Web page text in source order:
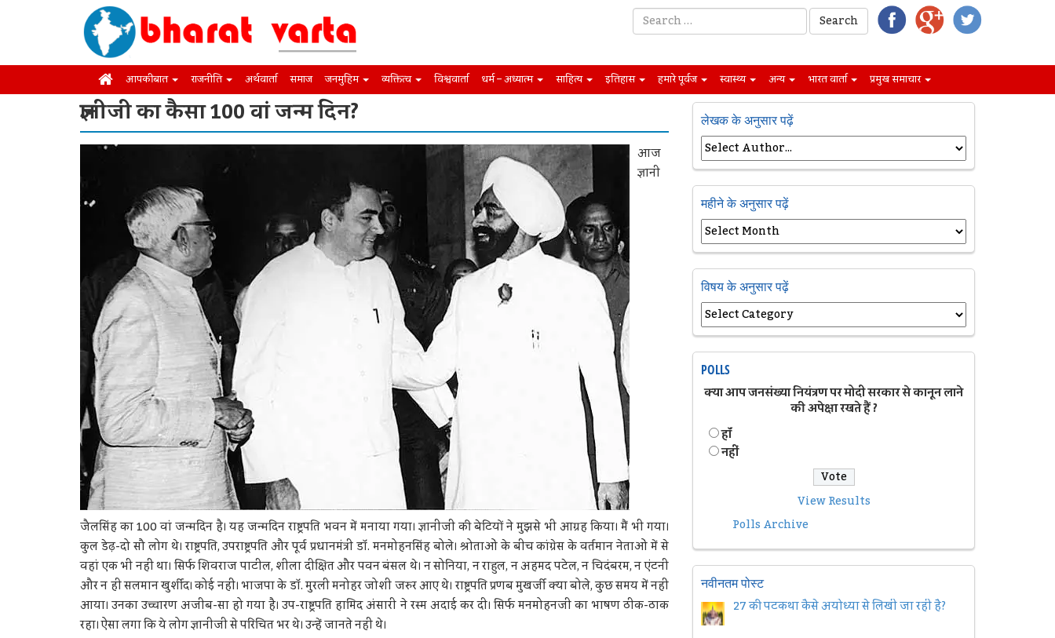
आपकी बात राजनीति अर्थवार्ता समाज जनमुहिम व्यक्तित्व विश्ववार्ता धर्म – अध्यात्म साहित्य इतिहास हमारे पूर्वज स्वास्थ्य अन्य भारत वार्ता प्रमुख समाचार
ज्ञानीजी का कैसा 100 वां जन्म दिन?
आज
ज्ञानी
जैलसिंह का 100 वां जन्मदिन है। यह जन्मदिन राष्ट्रपति भवन में मनाया गया। ज्ञानीजी की बेटियों ने मुझसे भी आग्रह किया। मैं भी गया।
कुल डेढ़-दो सौ लोग थे। राष्ट्रपति, उपराष्ट्रपति और पूर्व प्रधानमंत्री डाॅ. मनमोहनसिंह बोले। श्रोताओं के बीच कांग्रेस के वर्तमान नेताओं में से
वहां एक भी नहीं था। सिर्फ शिवराज पाटील, शीला दीक्षित और पवन बंसल थे। न सोनिया, न राहुल, न अहमद पटेल, न चिदंबरम, न एंटनी
और न ही सलमान खुर्शीद। कोई नहीं। भाजपा के डाॅ. मुरली मनोहर जोशी जरुर आए थे। राष्ट्रपति प्रणब मुखर्जी क्या बोले, कुछ समय में नहीं
आया। उनका उच्चारण अजीब-सा हो गया है। उप-राष्ट्रपति हामिद अंसारी ने रस्म अदाई कर दी। सिर्फ मनमोहनजी का भाषण ठीक-ठाक
रहा। ऐसा लगा कि ये लोग ज्ञानीजी से परिचित भर थे। उन्हें जानते नहीं थे।
लेखक के अनुसार पढ़ें
महीने के अनुसार पढ़ें
विषय के अनुसार पढ़ें
POLLS
क्या आप जनसंख्या नियंत्रण पर मोदी सरकार से कानून लाने
की अपेक्षा रखते हैं ?
हॉं
नहीं
View Results
Polls Archive
नवीनतम पोस्ट
27 की पटकथा कैसे अयोध्या से लिखी जा रही है?